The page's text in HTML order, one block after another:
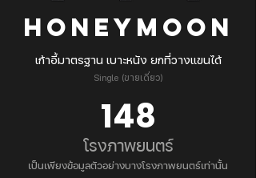
Honeymoon
เก้าอี้มาตรฐาน เบาะหนัง ยกที่วางแขนได้
Single (ขายเดี่ยว)
148
โรงภาพยนตร์
เป็นเพียงข้อมูลตัวอย่างบางโรงภาพยนตร์เท่านั้น